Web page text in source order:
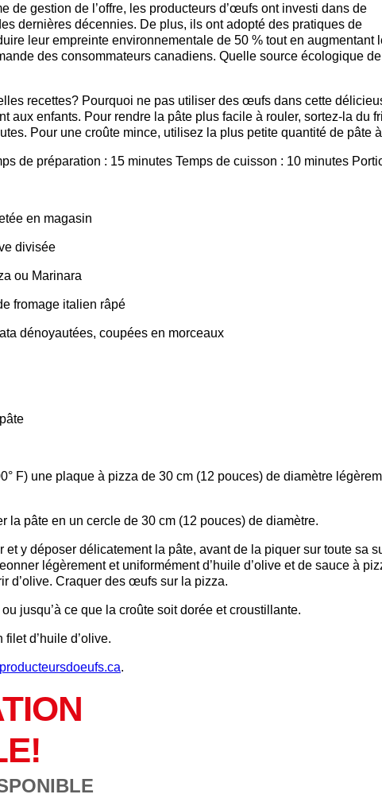
de gestion de l’offre, les producteurs d’œufs ont investi dans de
dernières décennies. De plus, ils ont adopté des pratiques de
leur empreinte environnementale de 50 % tout en augmentant
des consommateurs canadiens. Quelle source écologique de
recettes? Pourquoi ne pas utiliser des œufs dans cette
aux enfants. Pour rendre la pâte plus facile à rouler, sortez-la du
Pour une croûte mince, utilisez la plus petite quantité de pâte
de préparation : 15 minutes Temps de cuisson : 10 minutes
en magasin
divisée
ou Marinara
fromage italien râpé
dénoyautées, coupées en morceaux
F) une plaque à pizza de 30 cm (12 pouces) de diamètre
la pâte en un cercle de 30 cm (12 pouces) de diamètre.
y déposer délicatement la pâte, avant de la piquer sur toute sa
légèrement et uniformément d’huile d’olive et de sauce à
d’olive. Craquer des œufs sur la pizza.
jusqu’à ce que la croûte soit dorée et croustillante.
d’huile d’olive.
producteursdoeufs.ca.